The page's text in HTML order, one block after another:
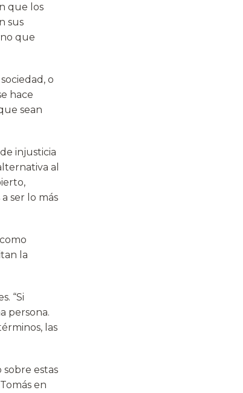
que los
sus
que
o
hace
sean
injusticia
al
ser lo más
la
“Si
persona.
las
sobre estas
en